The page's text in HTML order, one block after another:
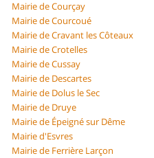
Mairie de Courçay
Mairie de Courcoué
Mairie de Cravant les Côteaux
Mairie de Crotelles
Mairie de Cussay
Mairie de Descartes
Mairie de Dolus le Sec
Mairie de Druye
Mairie de Épeigné sur Dême
Mairie d'Esvres
Mairie de Ferrière Larçon